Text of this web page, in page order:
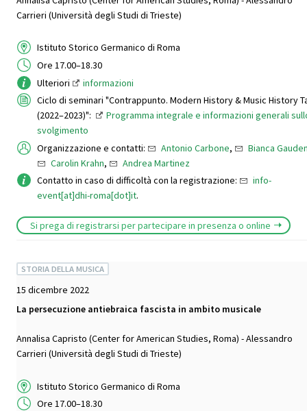
Carrieri (Università degli Studi di Trieste)
Istituto Storico Germanico di Roma
Ore 17.00–18.30
Ulteriori
informazioni
Ciclo di seminari "Contrappunto. Modern History & Music History
(2022–2023)":
Programma integrale e informazioni generali
svolgimento
Organizzazione e contatti:
Antonio Carbone,
Bianca
Carolin Krahn,
Andrea Martinez
Contatto in caso di difficoltà con la registrazione:
info-
event[at]dhi-roma[dot]it.
Si prega di registrarsi per partecipare in presenza o online
STORIA DELLA MUSICA
15 dicembre 2022
La persecuzione antiebraica fascista in ambito musicale
Annalisa Capristo (Center for American Studies, Roma) - Alessandro
Carrieri (Università degli Studi di Trieste)
Istituto Storico Germanico di Roma
Ore 17.00–18.30